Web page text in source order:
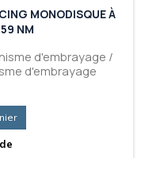
MONODISQUE À
NM
d'embrayage /
d'embrayage
mm - 259 Nm